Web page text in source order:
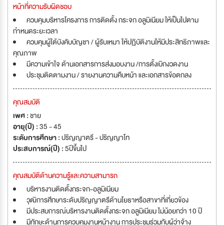
หน้าที่ความรับผิดชอบ
ควบคุมบริหารโครงการ การติดตั้ง กระจก อลูมิเนียม ให้เป็นไปตาม
กำหนดระยะเวลา
ควบคุมผู้ใต้บังคับบัญชา / ผู้รับเหมา ให้ปฏิบัติงานให้มีประสิทธิภาพและ
คุณภาพ
มีความเข้าใจ ด้านเอกสารการส่งมอบงาน /การตั้งเบิกงวดงาน
ประชุมติดตามงาน / รายงานความคืบหน้า และเอกสารข้อตกลง
คุณสมบัติ
เพศ :ชาย
อายุ(ปี) :35 - 45
ระดับการศึกษา :ปริญญาตรี - ปริญญาโท
ประสบการณ์(ปี) :5ปีขึ้นไป
คุณสมบัติด้านความรู้และความสามารถ
บริหารงานติดตั้งกระจก-อลูมิเนียม
วุฒิการศึกษาระดับปริญญาตรีด้านโยธาหรือสาขาที่เกี่ยวข้อง
มีประสบการณ์บริหารงานติดตั้งกระจก อลูมิเนียม ไม่น้อยกว่า 10 ปี
มีทักษะด้านการควบคุมงานหน้างาน การประชุมร่วมกับผู้ว่าจ้าง